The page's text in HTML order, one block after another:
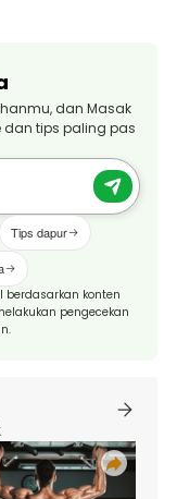
dan Masak
dan tips paling pas
Tips dapur
berdasarkan konten
pengecekan